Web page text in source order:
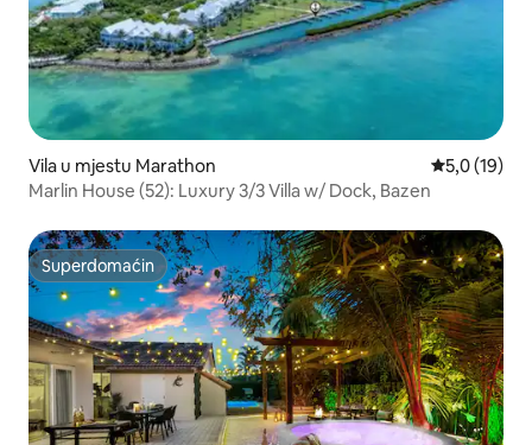
Vila u mjestu Marathon Prosječna
5,0 (19)
Marlin House (52): Luxury 3/3 Villa w/ Dock, Bazen
Superdomaćin
Superdomaćin